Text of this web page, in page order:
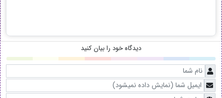
دیدگاه خود را بیان کنید